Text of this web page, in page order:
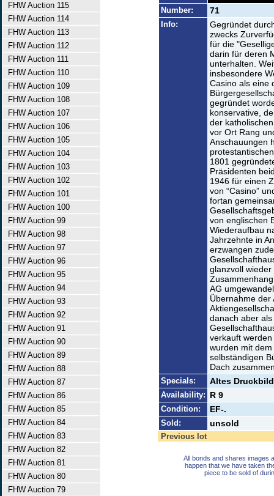
FHW Auction 115
FHW Auction 114
FHW Auction 113
FHW Auction 112
FHW Auction 111
FHW Auction 110
FHW Auction 109
FHW Auction 108
FHW Auction 107
FHW Auction 106
FHW Auction 105
FHW Auction 104
FHW Auction 103
FHW Auction 102
FHW Auction 101
FHW Auction 100
FHW Auction 99
FHW Auction 98
FHW Auction 97
FHW Auction 96
FHW Auction 95
FHW Auction 94
FHW Auction 93
FHW Auction 92
FHW Auction 91
FHW Auction 90
FHW Auction 89
FHW Auction 88
FHW Auction 87
FHW Auction 86
FHW Auction 85
FHW Auction 84
FHW Auction 83
FHW Auction 82
FHW Auction 81
FHW Auction 80
FHW Auction 79
Number: 71
Info:
Gegründet
zwecks
für die
darin für deren
unterhalten.
insbesondere
Casino als eine
gegründet
konservative,
der
vor Ort Rang
Anschauungen
1801
Präsidenten
1946 für einen
von “Casino”
fortan
von englischen
Wiederaufbau
Jahrzehnte in
erzwangen
glanzvoll
AG
Übernahme der
danach aber
verkauft
wurden mit dem
selbständigen
Dach
Specials: Altes
Availability: R 9
Condition: EF-.
Sold: unsold
Previous lot
All bonds and shares images
happen that we have taken
piece to be sold of